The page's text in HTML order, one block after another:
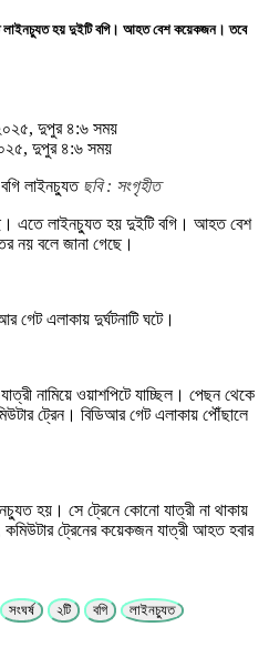
লাইনচ্যুত হয় দুইটি বগি। আহত বেশ কয়েকজন। তবে
দুপুর ৪:৬ সময়
দুপুর ৪:৬ সময়
ছবি : সংগৃহীত
এতে লাইনচ্যুত হয় দুইটি বগি। আহত বেশ
নয় বলে জানা গেছে।
গেট এলাকায় দুর্ঘটনাটি ঘটে।
নামিয়ে ওয়াশপিটে যাচ্ছিল। পেছন থেকে
ট্রেন। বিডিআর গেট এলাকায় পৌঁছালে
হয়। সে ট্রেনে কোনো যাত্রী না থাকায়
ট্রেনের কয়েকজন যাত্রী আহত হবার
সংঘর্ষ ২টি বগি লাইনচ্যুত